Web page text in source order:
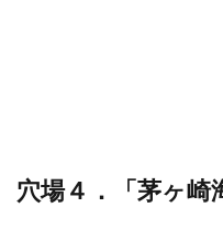
穴場４．「茅ヶ崎